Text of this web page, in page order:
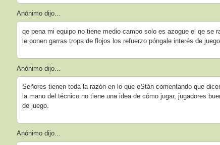
Anónimo dijo...
qe pena mi equipo no tiene medio campo solo es azogue el qe se
le ponen garras tropa de flojos los refuerzo póngale interés de
Anónimo dijo...
Señores tienen toda la razón en lo que eStán comentando que
la mano del técnico no tiene una idea de cómo jugar, jugadores
de juego.
Anónimo dijo...